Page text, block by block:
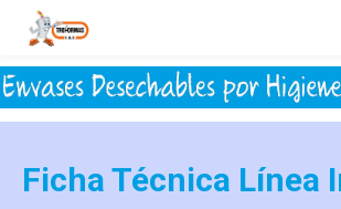
Ficha Técnica Línea